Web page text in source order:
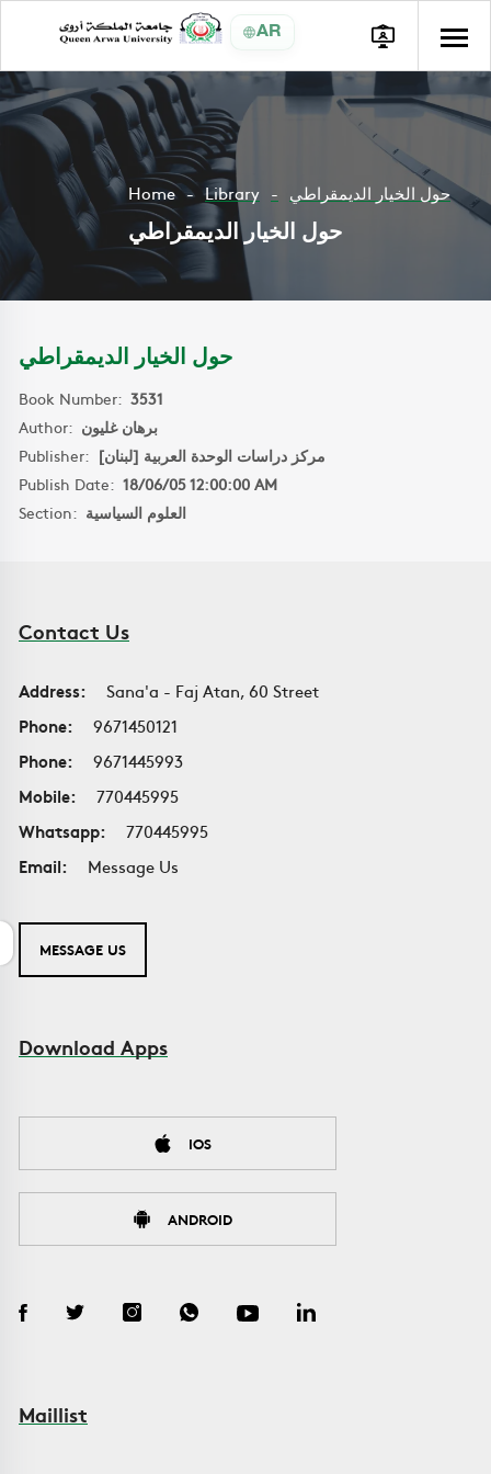
AR
Home Library حول الخيار الديمقراطي
حول الخيار الديمقراطي
حول الخيار الديمقراطي
Book Number: 3531
Author: برهان غليون
Publisher: مركز دراسات الوحدة العربية [لبنان]
Publish Date: 18/06/05 12:00:00 AM
Section: العلوم السياسية
Contact Us
Address:
Sana'a - Faj Atan, 60 Street
Phone:
9671450121
Phone:
9671445993
Mobile:
770445995
Whatsapp:
770445995
Email:
Message Us
MESSAGE US
Download Apps
IOS
ANDROID
Maillist